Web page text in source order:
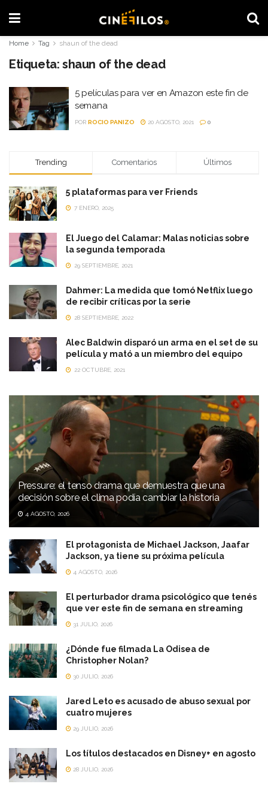
Home Tag shaun of the dead
Etiqueta: shaun of the dead
5 películas para ver en Amazon este fin de
semana
POR ROCIO PANIZO 20 AGOSTO, 2021 0
Trending Comentarios Últimos
5 plataformas para ver Friends
7 ENERO, 2025
El Juego del Calamar: Malas noticias sobre
la segunda temporada
29 SEPTIEMBRE, 2021
Dahmer: La medida que tomó Netflix luego
de recibir críticas por la serie
28 SEPTIEMBRE, 2022
Alec Baldwin disparó un arma en el set de su
película y mató a un miembro del equipo
22 OCTUBRE, 2021
Pressure: el tenso drama que demuestra que una
decisión sobre el clima podía cambiar la historia
4 AGOSTO, 2026
El protagonista de Michael Jackson, Jaafar
Jackson, ya tiene su próxima película
4 AGOSTO, 2026
El perturbador drama psicológico que tenés
que ver este fin de semana en streaming
31 JULIO, 2026
¿Dónde fue filmada La Odisea de
Christopher Nolan?
30 JULIO, 2026
Jared Leto es acusado de abuso sexual por
cuatro mujeres
29 JULIO, 2026
Los títulos destacados en Disney+ en agosto
28 JULIO, 2026